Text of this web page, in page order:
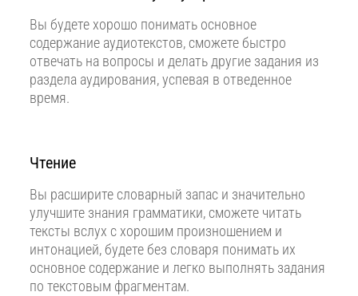
Вы будете хорошо понимать основное
содержание аудиотекстов, сможете быстро
отвечать на вопросы и делать другие задания из
раздела аудирования, успевая в отведенное
время.
Чтение
Вы расширите словарный запас и значительно
улучшите знания грамматики, сможете читать
тексты вслух с хорошим произношением и
интонацией, будете без словаря понимать их
основное содержание и легко выполнять задания
по текстовым фрагментам.